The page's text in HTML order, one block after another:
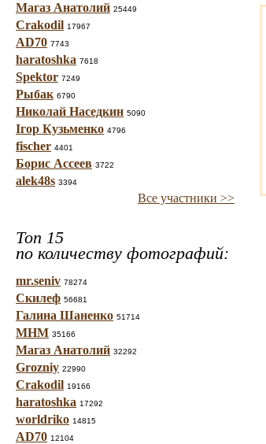
Магаз Анатолий 25449
Crakodil 17967
AD70 7743
haratoshka 7618
Spektor 7249
Рыбак 6790
Николай Наседкин 5090
Ігор Кузьменко 4796
fischer 4401
Борис Ассеев 3722
alek48s 3394
Все участники >>
Топ 15
по количеству фотографий:
mr.seniv 78274
Скилеф 56681
Галина Шаненко 51714
МНМ 35166
Магаз Анатолий 32292
Grozniy 22990
Crakodil 19166
haratoshka 17292
worldriko 14815
AD70 12104